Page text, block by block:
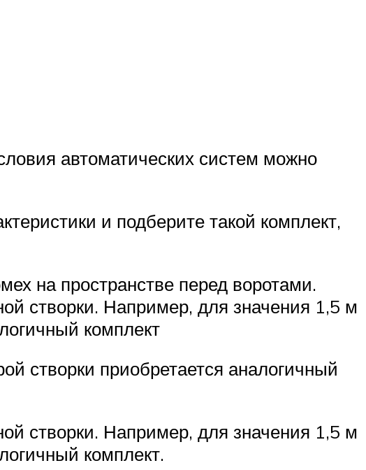
автоматических систем можно
и подберите такой комплект,
на пространстве перед воротами.
створки. Например, для значения 1,5 м
комплект
створки приобретается аналогичный
створки. Например, для значения 1,5 м
комплект.